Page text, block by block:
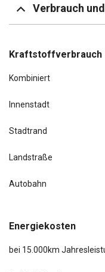
Verbrauch
Kraftstoffverbrauch
Kombiniert
Innenstadt
Stadtrand
Landstraße
Autobahn
Energiekosten
bei 15.000km